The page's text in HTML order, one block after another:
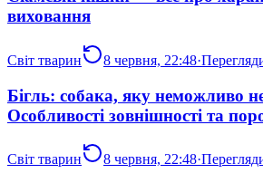
виховання
Світ тварин 8 червня, 22:48·
Бігль: собака, яку неможливо
Особливості зовнішності та
Світ тварин 8 червня, 22:48·